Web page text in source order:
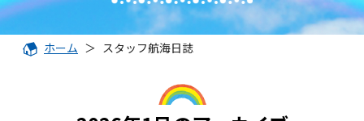
ホーム ＞ スタッフ航海日誌